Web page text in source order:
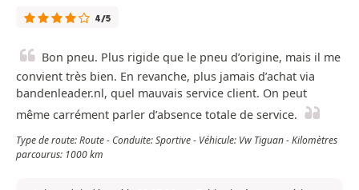
4/5
Bon pneu. Plus rigide que le pneu d’origine, mais il me
convient très bien. En revanche, plus jamais d’achat via
bandenleader.nl, quel mauvais service client. On peut
même carrément parler d’absence totale de service.
Type de route: Route - Conduite: Sportive - Véhicule: Vw Tiguan - Kilomètres
parcourus: 1000 km